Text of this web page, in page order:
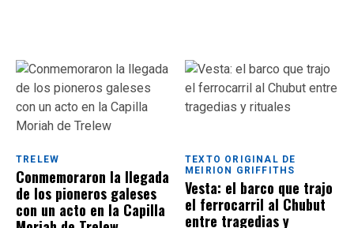
TRELEW
Conmemoraron la llegada
de los pioneros galeses
con un acto en la Capilla
TEXTO ORIGINAL DE
MEIRION GRIFFITHS
Vesta: el barco que trajo
el ferrocarril al Chubut
entre tragedias y